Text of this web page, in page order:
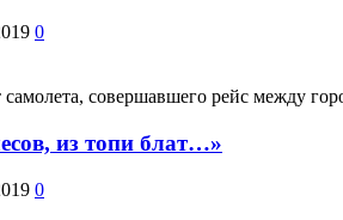
0
совершавшего рейс между
из топи блат…»
0